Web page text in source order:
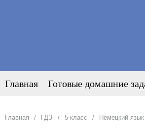
Главная Готовые домашние
Главная ГДЗ 5 класс Немецкий язык